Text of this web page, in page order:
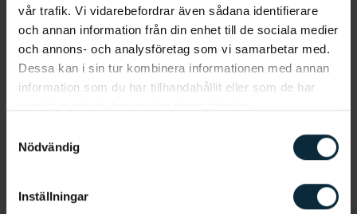
vår trafik. Vi vidarebefordrar även sådana identifierare
och annan information från din enhet till de sociala medier
och annons- och analysföretag som vi samarbetar med.
Dessa kan i sin tur kombinera informationen med annan
information som du har tillhandahållit eller som de har
Nödvändig
Inställningar
Jag godkänner, genom att klicka nedan, att ni
sparar och hanterar mina personuppgifter i
enlighet medAqua Dentals integritetsmeddelande